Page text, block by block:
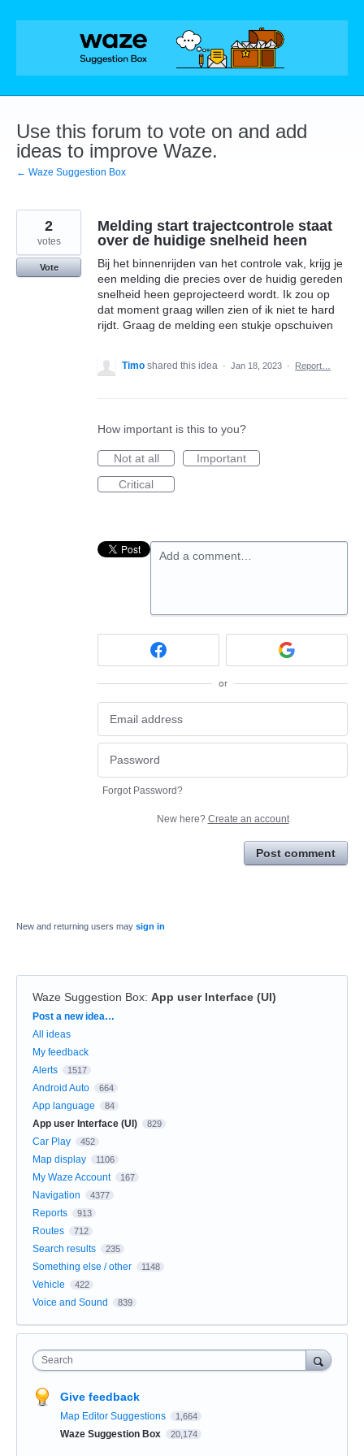
Skip
Use this forum to vote on and add
ideas to improve Waze.
← Waze Suggestion Box
Melding start trajectcontrole staat
over de huidige snelheid heen
Bij het binnenrijden van het controle vak, krijg je
een melding die precies over de huidig gereden
snelheid heen geprojecteerd wordt. Ik zou op
dat moment graag willen zien of ik niet te hard
rijdt. Graag de melding een stukje opschuiven
2
votes
Vote
Timo shared this idea · Jan 18, 2023 · Report…
How important is this to you?
Not at all
Important
Critical
Add a comment…
or
Forgot Password?
New here? Create an account
Post comment
New and returning users may sign in
Waze Suggestion Box: App user Interface (UI)
Categories
Post a new idea…
All ideas
My feedback
Alerts
1517
Android Auto 664
App language 84
App user Interface (UI) 829
Car Play 452
Map display 1106
My Waze Account 167
Navigation 4377
Reports 913
Routes 712
Search results 235
Something else / other 1148
Vehicle 422
Voice and Sound 839
Search
Give feedback
Map Editor Suggestions 1,664
Waze Suggestion Box 20,174